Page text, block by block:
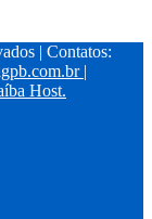
| Contatos:
Host.